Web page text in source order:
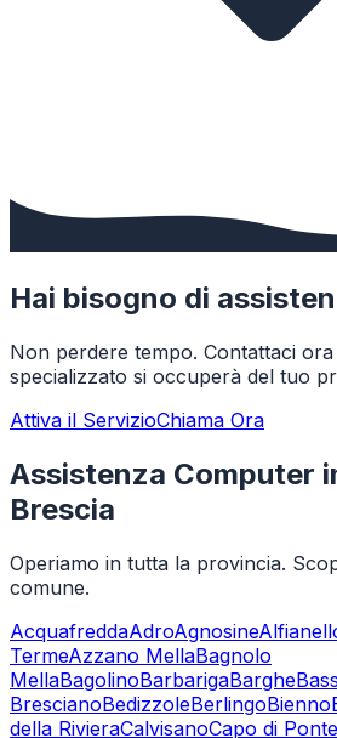
Hai bisogno di
Non perdere tempo. Contattaci
specializzato si occuperà del tuo
Attiva il ServizioChiama Ora
Assistenza Computer
Brescia
Operiamo in tutta la provincia.
comune.
AcquafreddaAdroAgnosine
TermeAzzano MellaBagnolo
MellaBagolinoBarbarigaBarghe
BrescianoBedizzoleBerlingoBienno
della RivieraCalvisanoCapo di Ponte